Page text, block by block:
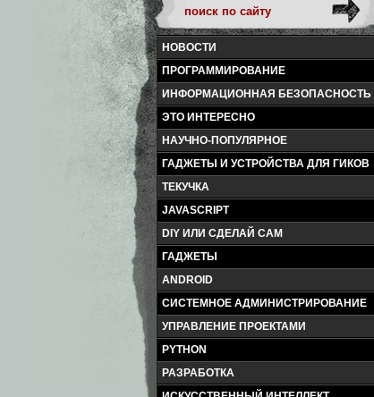
НОВОСТИ
ПРОГРАММИРОВАНИЕ
ИНФОРМАЦИОННАЯ БЕЗОПАСНОСТЬ
ЭТО ИНТЕРЕСНО
НАУЧНО-ПОПУЛЯРНОЕ
ГАДЖЕТЫ И УСТРОЙСТВА ДЛЯ ГИКОВ
ТЕКУЧКА
JAVASCRIPT
DIY ИЛИ СДЕЛАЙ САМ
ГАДЖЕТЫ
ANDROID
СИСТЕМНОЕ АДМИНИСТРИРОВАНИЕ
УПРАВЛЕНИЕ ПРОЕКТАМИ
PYTHON
РАЗРАБОТКА